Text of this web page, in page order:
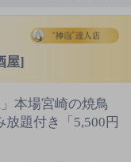
屋]
本場宮崎の焼鳥
題付き「5,500円